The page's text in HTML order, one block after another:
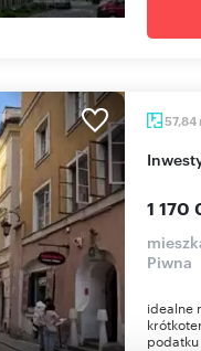
57,84
1 170
Piwna
idealne